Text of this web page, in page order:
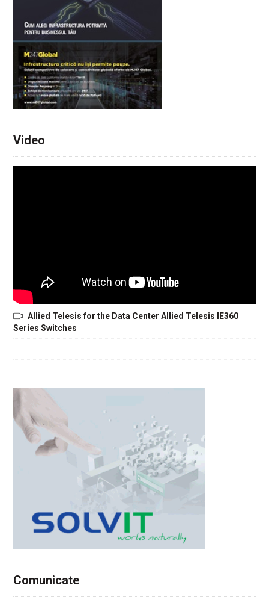
Video
Allied Telesis for the Data Center Allied Telesis IE360
Series Switches
Comunicate